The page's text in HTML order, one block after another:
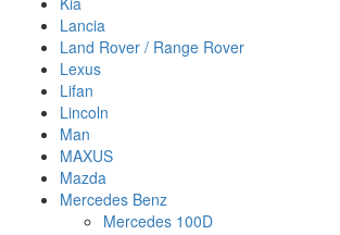
Lancia
Land Rover / Range Rover
Lexus
Lifan
Lincoln
Man
MAXUS
Mazda
Mercedes Benz
Mercedes 100D